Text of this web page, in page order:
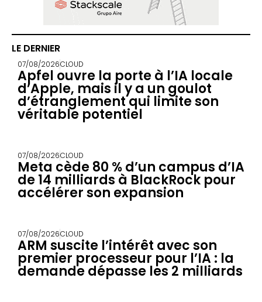
LE DERNIER
07/08/2026CLOUD
Apfel ouvre la porte à l’IA locale
d’Apple, mais il y a un goulot
d’étranglement qui limite son
véritable potentiel
07/08/2026CLOUD
Meta cède 80 % d’un campus d’IA
de 14 milliards à BlackRock pour
accélérer son expansion
07/08/2026CLOUD
ARM suscite l’intérêt avec son
premier processeur pour l’IA : la
demande dépasse les 2 milliards